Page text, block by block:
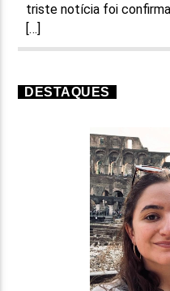
triste notícia foi
[…]
DESTAQUES